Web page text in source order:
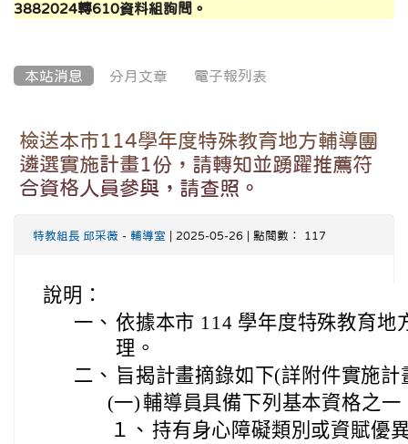
3882024轉610資料組詢問。
本站消息 分月文章 電子報列表
檢送本市114學年度特殊教育地方輔導團
遴選實施計畫1份，請轉知並踴躍推薦符
合資格人員參與，請查照。
特教組長 邱采薇 - 輔導室 | 2025-05-26 | 點閱數： 117
說明：
一、 依據本市 114 學年度特殊教育地
理。
二、 旨揭計畫摘錄如下(詳附件實施計
(一)輔導員具備下列基本資格之一
１、 持有身心障礙類別或資賦優